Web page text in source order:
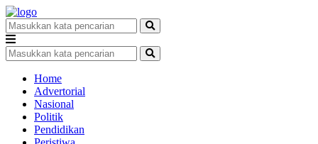
Home
Advertorial
Nasional
Politik
Pendidikan